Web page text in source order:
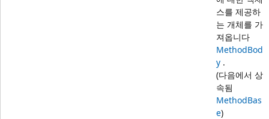
스를 제공하
는 개체를 가
져옵니다
MethodBod
y .
(다음에서 상
속됨
MethodBas
e)